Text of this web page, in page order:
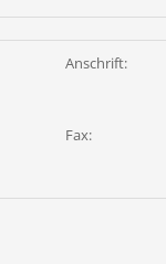
Anschrift:
Fax: